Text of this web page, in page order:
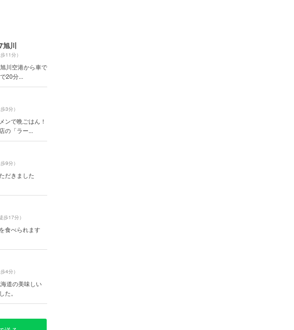
川
歩11分）
川空港から車で
20分...
歩3分）
ンで晩ごはん！
の「ラー...
歩9分）
だきました
歩17分）
食べられます
歩4分）
道の美味しい
た。